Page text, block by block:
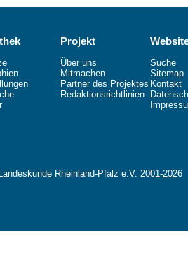
Projekt
Über uns
Mitmachen
Partner des Projektes
Redaktionsrichtlinien
Suche
Sitemap
Kontakt
Rheinland-Pfalz e.V. 2001-2026